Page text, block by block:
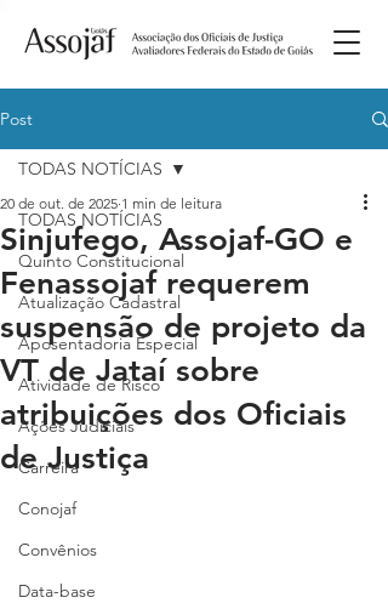
Post
TODAS NOTÍCIAS
Quinto Constitucional
Atualização Cadastral
Aposentadoria Especial
Atividade de Risco
Ações Judiciais
Carreira
Conojaf
Convênios
Data-base
TODAS NOTÍCIAS
Sinjufego, Assojaf-GO e
Fenassojaf requerem
suspensão de projeto da
VT de Jataí sobre
atribuições dos Oficiais
de Justiça
20 de out. de 2025 1 min de leitura